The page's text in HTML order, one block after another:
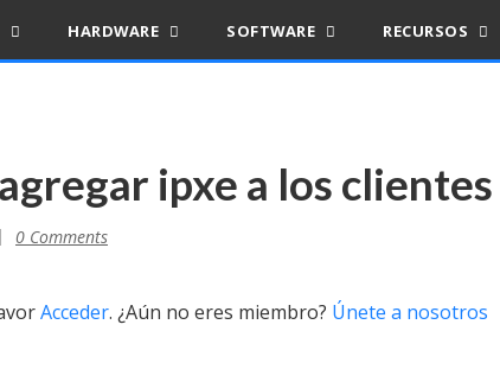
HARDWARE SOFTWARE RECURSOS
ipxe a los clientes
0 Comments
Acceder. ¿Aún no eres miembro? Únete a nosotros